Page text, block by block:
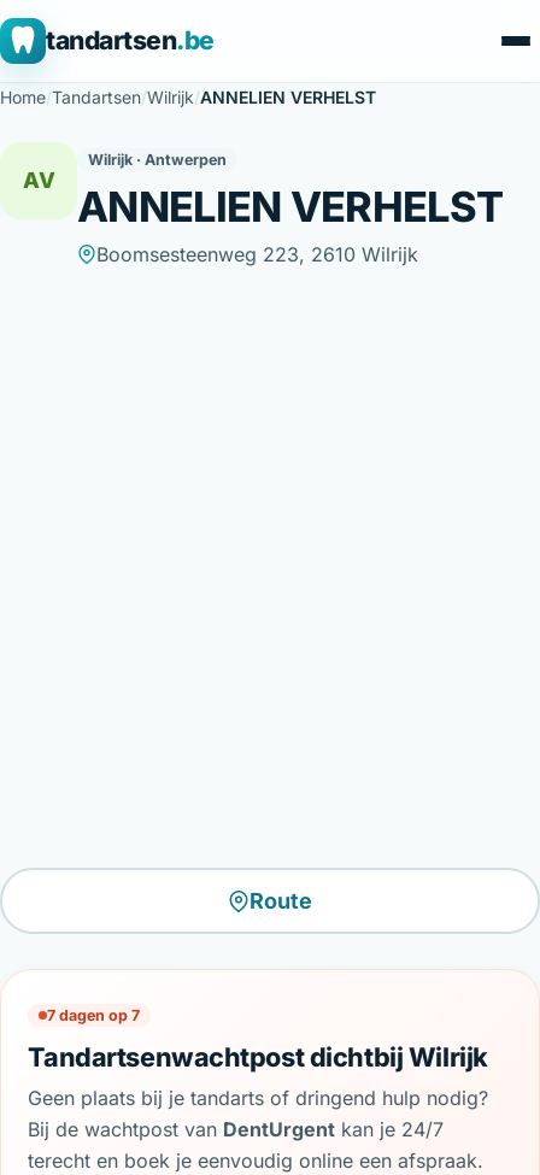
tandartsen.be
Home/Tandartsen/Wilrijk/ANNELIEN VERHELST
AV
Wilrijk · Antwerpen
ANNELIEN VERHELST
Boomsesteenweg 223, 2610 Wilrijk
Route
7 dagen op 7
Tandartsenwachtpost dichtbij Wilrijk
Geen plaats bij je tandarts of dringend hulp nodig?
Bij de wachtpost van DentUrgent kan je 24/7
terecht en boek je eenvoudig online een afspraak.